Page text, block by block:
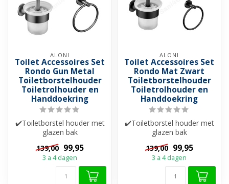
ALONI
Toilet Accessoires Set
Rondo Gun Metal
Toiletborstelhouder
Toiletrolhouder en
Handdoekring
✔️Toiletborstel houder met
glazen bak
✔️ Handdoekring
✔️Toiletrol houder
139,00 99,95
3 a 4 dagen
ALONI
Toilet Accessoires Set
Rondo Mat Zwart
Toiletborstelhouder
Toiletrolhouder en
Handdoekring
✔️Toiletborstel houder met
glazen bak
✔️ Handdoekring
✔️Toiletrol houder
139,00 99,95
3 a 4 dagen